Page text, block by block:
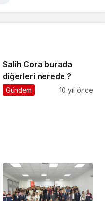
Salih Cora burada
diğerleri nerede ?
Gündem 10 yıl önce